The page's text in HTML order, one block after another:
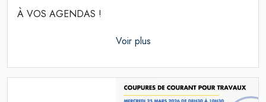
À VOS AGENDAS !
Voir plus